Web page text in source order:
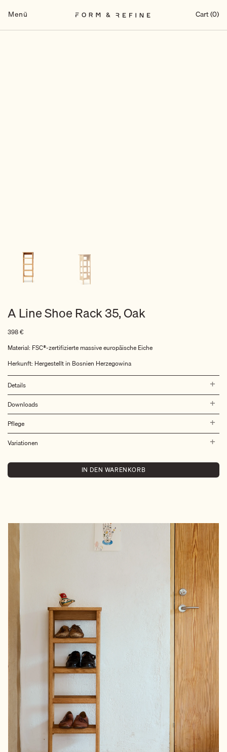
InhaltMenü Cart (0)
A Line Shoe Rack 35, Oak
398€
Material: FSC®-zertifizierte massive europäische Eiche
Herkunft: Hergestellt in Bosnien Herzegowina
Details
Downloads
Pflege
Variationen
IN DEN WARENKORB